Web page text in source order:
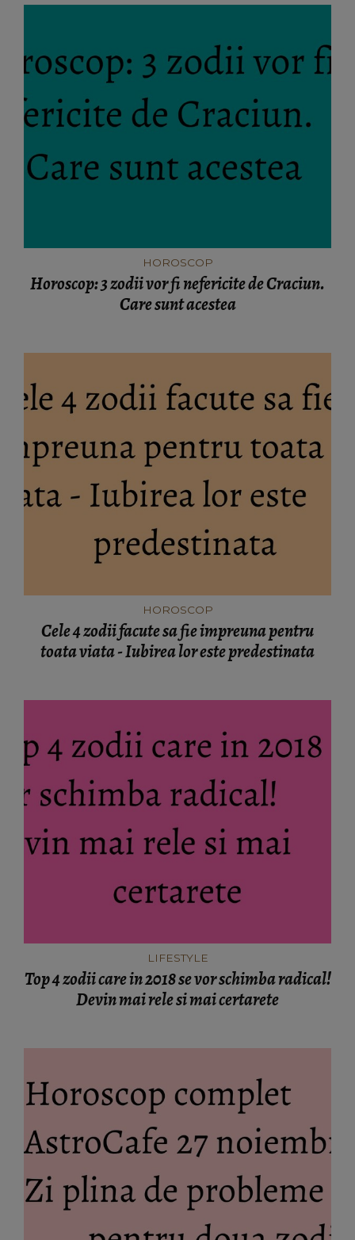
HOROSCOP
Horoscop: 3 zodii vor fi nefericite de Craciun.
Care sunt acestea
HOROSCOP
Cele 4 zodii facute sa fie impreuna pentru
toata viata - Iubirea lor este predestinata
LIFESTYLE
Top 4 zodii care in 2018 se vor schimba radical!
Devin mai rele si mai certarete